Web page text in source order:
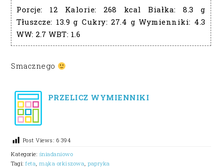
Porcje: 12 Kalorie:268 kcal Białka:8.3 g
Tłuszcze: 13.9 g Cukry:27.4 g Wymienniki: 4.3
WW:2.7 WBT: 1.6
Smacznego
PRZELICZ WYMIENNIKI
Post Views: 6 394
Kategorie: śniadaniowo
Tagi:feta ,mąka orkiszowa ,papryka